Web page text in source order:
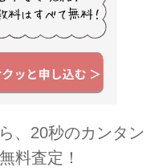
、20秒のカンタン
料査定！